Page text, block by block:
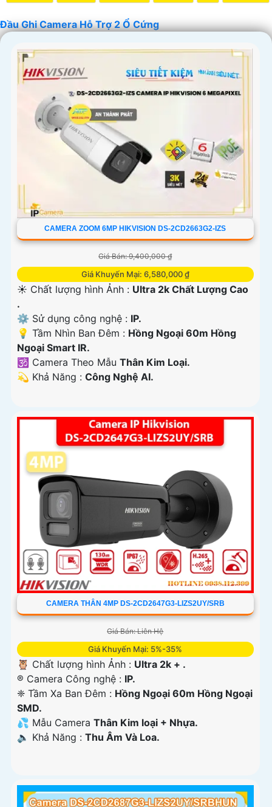
Đầu Ghi Camera Hỗ Trợ 2 Ổ Cứng
CAMERA ZOOM 6MP HIKVISION DS-2CD2663G2-IZS
Giá Bán: 9,400,000 ₫
Giá Khuyến Mại: 6,580,000 ₫
☀️ Chất lượng hình Ảnh : Ultra 2k Chất Lượng Cao
.
⚙ Sử dụng công nghệ : IP.
💡 Tầm Nhìn Ban Đêm : Hồng Ngoại 60m Hồng
Ngoại Smart IR.
🕉️ Camera Theo Mẫu Thân Kim Loại.
️💫 Khả Năng : Công Nghệ AI.
CAMERA THÂN 4MP DS-2CD2647G3-LIZS2UY/SRB
Giá Bán: Liên Hệ
Giá Khuyến Mại: 5%-35%
🦉 Chất lượng hình Ảnh : Ultra 2k + .
®️ Camera Công nghệ : IP.
❈ Tầm Xa Ban Đêm : Hồng Ngoại 60m Hồng Ngoại
SMD.
💦 Mẫu Camera Thân Kim loại + Nhựa.
️🔈 Khả Năng : Thu Âm Và Loa.